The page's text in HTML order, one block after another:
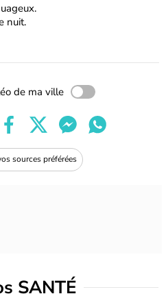
nuit.
de ma ville
sources préférées
SANTÉ